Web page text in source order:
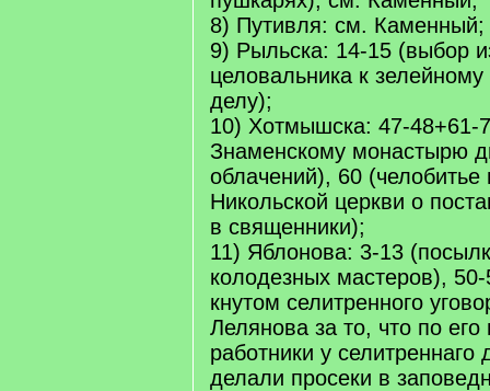
8) Путивля: см. Каменный;
9) Рыльска: 14-15 (выбор
целовальника к
делу);
10) Хотмышска: 47-48+61-
Знаменскому монастырю
облачений), 60 (челобитье
Никольской церкви о
в священники);
11) Яблонова: 3-13
колодезных мастеров),
кнутом селитренного
Лелянова за то, что по его
работники у селитреннаго
делали просеки в